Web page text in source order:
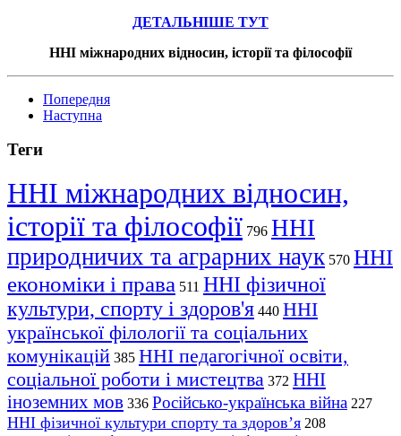
ДЕТАЛЬНІШЕ ТУТ
ННІ міжнародних відносин, історії та філософії
Попередня
Наступна
Теги
ННІ міжнародних відносин,
історії та філософії 796 ННІ
природничих та аграрних наук 570 ННІ
економіки і права 511 ННІ фізичної
культури, спорту і здоров'я 440 ННІ
української філології та соціальних
комунікацій 385 ННІ педагогічної освіти,
соціальної роботи і мистецтва 372 ННІ
іноземних мов 336 Російсько-українська війна 227
ННІ фізичної культури спорту та здоров’я 208